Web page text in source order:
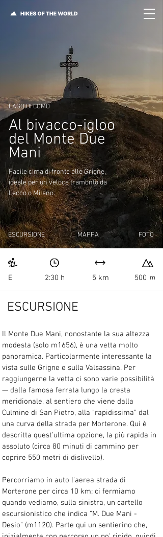
LAGO DI COMO
Al bivacco-igloo
del Monte Due
Mani
Facile cima di fronte alle Grigne,
ideale per un veloce tramonto da
Lecco o Milano.
ESCURSIONE MAPPA FOTO
E 2:30 h 5 km 500 m
ESCURSIONE
Il Monte Due Mani, nonostante la sua altezza
modesta (solo m1656), è una vetta molto
panoramica. Particolarmente interessante la
vista sulle Grigne e sulla Valsassina. Per
raggiungerne la vetta ci sono varie possibilità
— dalla famosa ferrata lungo la cresta
meridionale, al sentiero che viene dalla
Culmine di San Pietro, alla "rapidissima" dal
una curva della strada per Morterone. Qui è
descritta quest'ultima opzione, la più rapida in
assoluto (circa 80 minuti di cammino per
coprire 550 metri di dislivello).
Percorriamo in auto l'aerea strada di
Morterone per circa 10 km; ci fermiamo
quando vediamo, sulla sinistra, un cartello
escursionistico che indica "M. Due Mani -
Desio" (m1120). Parte qui un sentierino che,